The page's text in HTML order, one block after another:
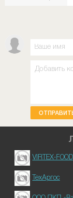
VIRTEX-FOOD
ТехАргос